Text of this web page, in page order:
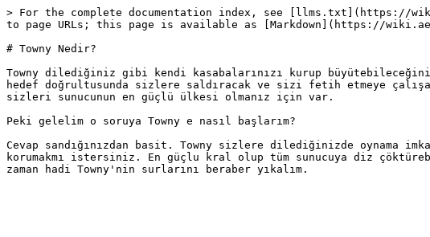
> For the complete documentation index, see [llms.txt](https://
to page URLs; this page is available as [Markdown](https://
# Towny Nedir?
Towny dilediğiniz gibi kendi kasabalarınızı kurup
hedef doğrultusunda sizlere saldıracak ve sizi fetih etmeye
sizleri sunucunun en güçlü ülkesi olmanız için var.
Peki gelelim o soruya Towny e nasıl başlarım?
Cevap sandığınızdan basit. Towny sizlere dilediğinizde oynama
korumakmı istersiniz. En güçlu kral olup tüm sunucuya diz